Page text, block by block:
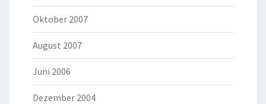
Oktober 2007
August 2007
Juni 2006
Dezember 2004